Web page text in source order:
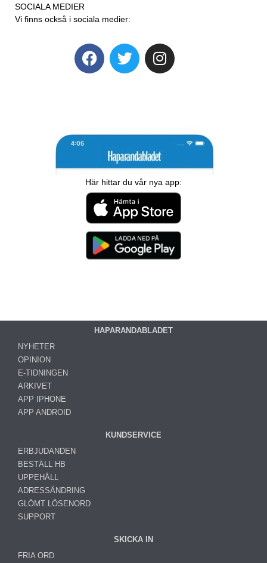
SOCIALA MEDIER
Vi finns också i sociala medier:
Här hittar du vår nya app:
HAPARANDABLADET
NYHETER
OPINION
E-TIDNINGEN
ARKIVET
APP IPHONE
APP ANDROID
KUNDSERVICE
ERBJUDANDEN
BESTÄLL HB
UPPEHÅLL
ADRESSÄNDRING
GLÖMT LÖSENORD
SUPPORT
SKICKA IN
FRIA ORD